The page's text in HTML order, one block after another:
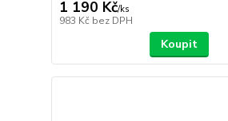
1 190 Kč/ks
983 Kč bez DPH
Koupit